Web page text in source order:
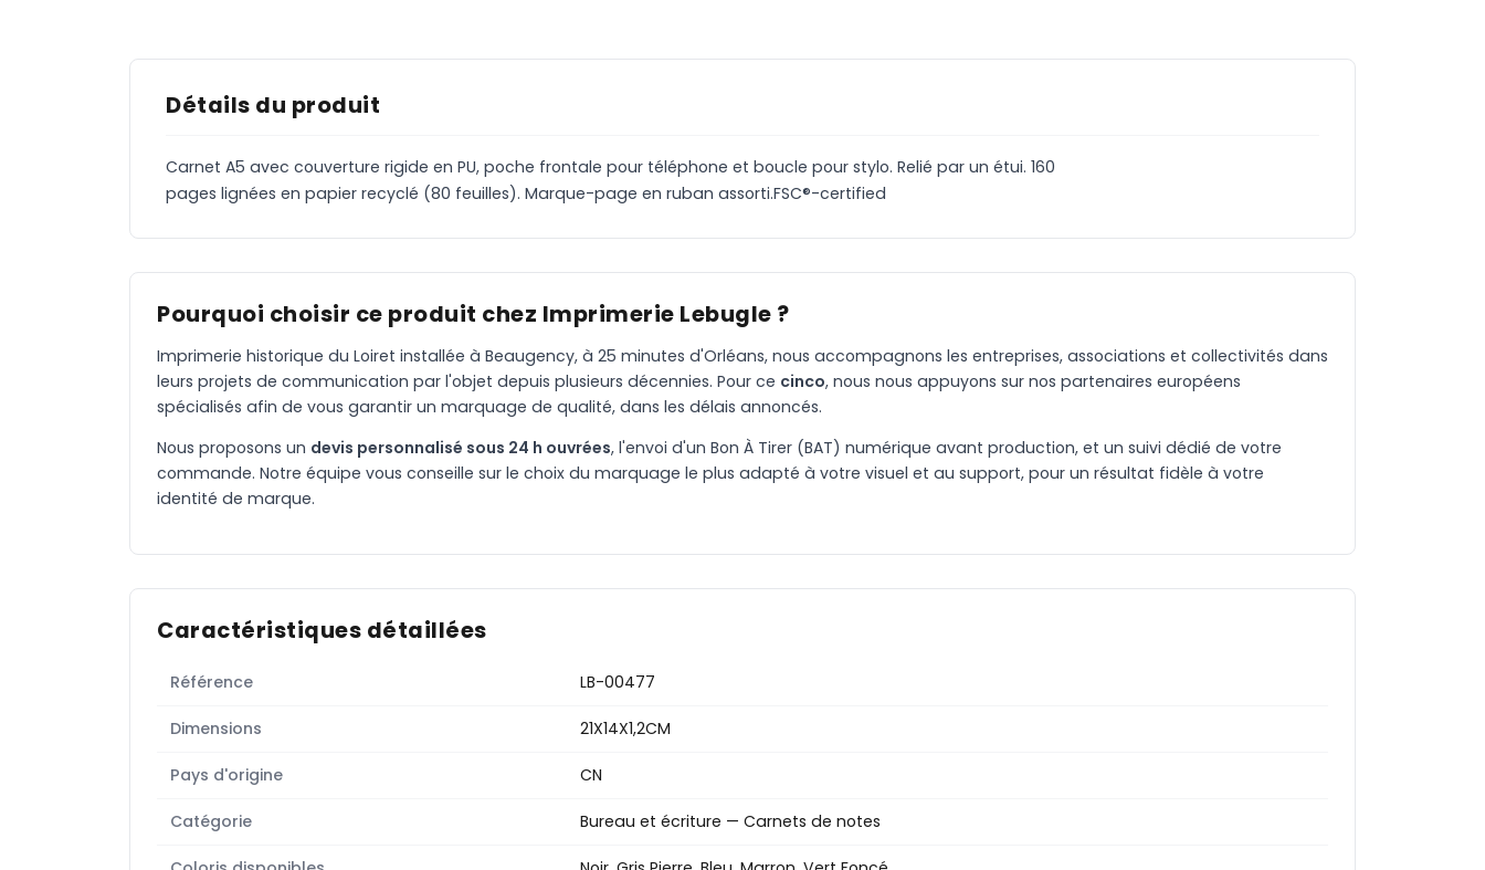
Détails du produit
Carnet A5 avec couverture rigide en PU, poche frontale pour téléphone et boucle pour stylo. Relié par un étui. 160
pages lignées en papier recyclé (80 feuilles). Marque-page en ruban assorti.FSC®-certified
Pourquoi choisir ce produit chez Imprimerie Lebugle ?
Imprimerie historique du Loiret installée à Beaugency, à 25 minutes d'Orléans, nous accompagnons les entreprises, associations et collectivités dans
leurs projets de communication par l'objet depuis plusieurs décennies. Pour ce cinco, nous nous appuyons sur nos partenaires européens
spécialisés afin de vous garantir un marquage de qualité, dans les délais annoncés.
Nous proposons un devis personnalisé sous 24 h ouvrées, l'envoi d'un Bon À Tirer (BAT) numérique avant production, et un suivi dédié de votre
commande. Notre équipe vous conseille sur le choix du marquage le plus adapté à votre visuel et au support, pour un résultat fidèle à votre
identité de marque.
Caractéristiques détaillées
Référence LB-00477
Dimensions 21X14X1,2CM
Pays d'origine CN
Catégorie Bureau et écriture — Carnets de notes